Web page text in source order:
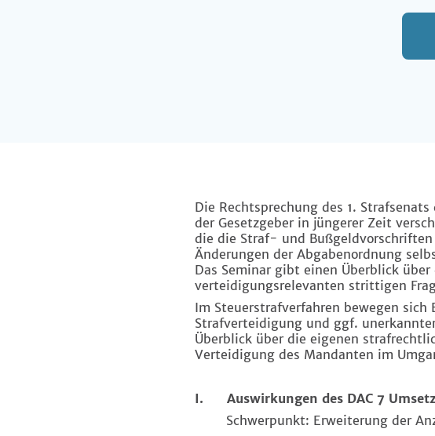
Die Rechtsprechung des 1.
der Gesetzgeber in jüngerer Zeit
die die Straf- und
Änderungen der Abgabenordnung
Das Seminar gibt einen Überblick
verteidigungsrelevanten strittigen
Im Steuerstrafverfahren bewegen
Strafverteidigung und ggf.
Überblick über die eigenen
Verteidigung des Mandanten im
I. Auswirkungen des DAC 7
Schwerpunkt: Erweiterung der